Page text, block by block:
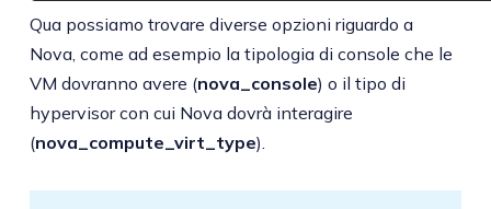
Qua possiamo trovare diverse opzioni riguardo a
Nova, come ad esempio la tipologia di console che le
VM dovranno avere (nova_console) o il tipo di
hypervisor con cui Nova dovrà interagire
(nova_compute_virt_type).